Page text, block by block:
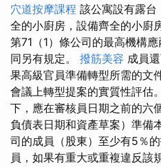
穴道按摩課程 該公寓設有露台
全的小廚房，設備齊全的小廚
第71（1）條公司的最高機構
同另有規定。 撥筋美容 成員
果高級官員準備轉型所需的文
會議上轉型提案的實質性評估。
下，應在審核員日期之前的六
負債表日期和資產草案）準備
司的成員（股東）至少有5％
員，如果有重大或重複違反該